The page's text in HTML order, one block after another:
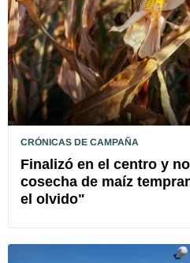
CRÓNICAS DE CAMPAÑA
Finalizó en el centro y
cosecha de maíz
el olvido"